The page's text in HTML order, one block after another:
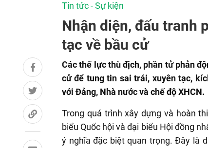
Tin tức - Sự kiện
Nhận diện, đấu tranh
tạc về bầu cử
Các thế lực thù địch, phần tử phản
cử để tung tin sai trái, xuyên tạc,
với Đảng, Nhà nước và chế độ XHCN.
Trong quá trình xây dựng và hoàn
biểu Quốc hội và đại biểu Hội đồng
ý nghĩa đặc biệt quan trọng. Đây là